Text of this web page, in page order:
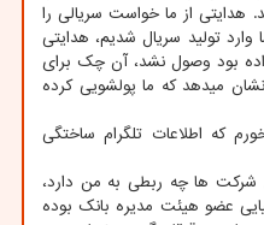
هدایتی از ما خواست سریالی را
وارد تولید سریال شدیم، هدایتی
میلیارد چک داده بود وصول نشد، آن چک برای
میدهد که ما پولشویی کرده
که اطلاعات تلگرام ساختگی
شرکت ها چه ربطی به من دارد،
عضو هیئت مدیره بانک بوده